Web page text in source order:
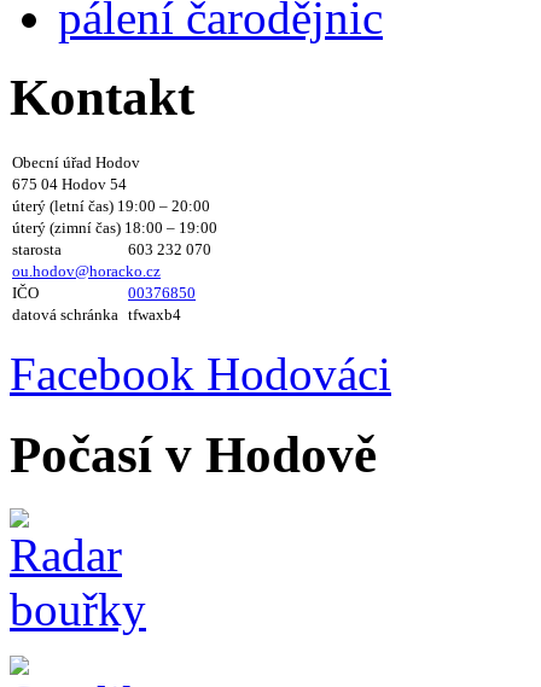
pálení čarodějnic
Kontakt
Obecní úřad Hodov
675 04 Hodov 54
úterý (letní čas) 19:00 – 20:00
úterý (zimní čas) 18:00 – 19:00
starosta
603 232 070
ou.hodov@horacko.cz
IČO
00376850
datová schránka tfwaxb4
Facebook Hodováci
Počasí v Hodově